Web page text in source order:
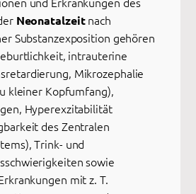
Neonatalzeitnach
Substanzexposition gehören
intrauterine
Mikrozephalie
kleiner Kopfumfang),
Hyperexzitabilität
des Zentralen
Trink- und
sowie
mit z. T.